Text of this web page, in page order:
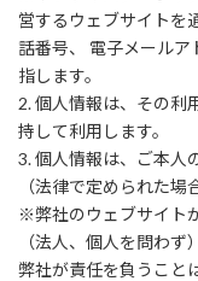
営するウェブサイトを
話番号、 電子メール
指します。
2. 個人情報は、その利
持して利用します。
3. 個人情報は、ご本人
（法律で定められた場
※弊社のウェブサイト
（法人、個人を問わず
弊社が責任を負うこと